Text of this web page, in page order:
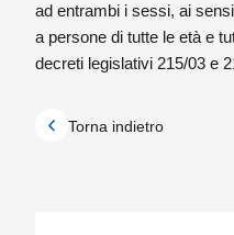
ad entrambi i sessi, ai
a persone di tutte le età e
decreti legislativi 215/03 e
Torna indietro